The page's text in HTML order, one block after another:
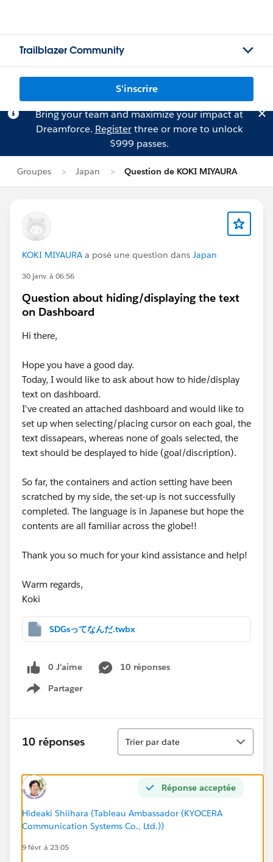
Trailblazer Community
S'inscrire
Bring your team and maximize your impact at
Dreamforce. Registerthree or more to unlock
$999 passes.
Groupes Japan Question de KOKI MIYAURA
KOKI MIYAURA a posé une question dans Japan
30 janv. à 06:56
Question about hiding/displaying the text
on Dashboard
Hi there,
Hope you have a good day.
Today, I would like to ask about how to hide/display
text on dashboard.
I've created an attached dashboard and would like to
set up when selecting/placing cursor on each goal, the
text dissapears, whereas none of goals selected, the
text should be desplayed to hide (goal/discription).
So far, the containers and action setting have been
scratched by my side, the set-up is not successfully
completed. The language is in Japanese but hope the
contents are all familiar across the globe!!
Thank you so much for your kind assistance and help!
Warm regards,
Koki
SDGsってなんだ.twbx
0 J’aime
10 réponses
Partager
Show menu
10 réponses
Tri
Trier par date
Réponse acceptée
Hideaki Shiihara (Tableau Ambassador (KYOCERA
Communication Systems Co., Ltd.))
9 févr. à 23:05